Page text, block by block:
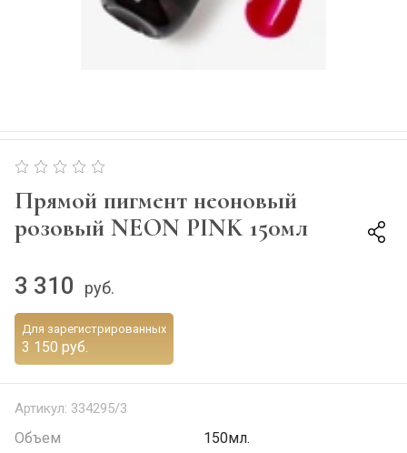
Прямой пигмент неоновый
розовый NEON PINK 150мл
3 310 руб.
Для зарегистрированных
3 150 руб.
Артикул: 334295/3
Объем
150мл.